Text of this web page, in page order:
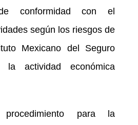
conformidad con el
según los riesgos de
Mexicano del Seguro
actividad económica
para la